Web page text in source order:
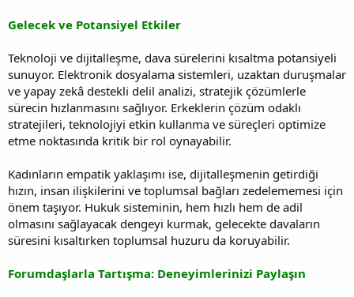
Gelecek ve Potansiyel Etkiler
Teknoloji ve dijitalleşme, dava sürelerini kısaltma potansiyeli
sunuyor. Elektronik dosyalama sistemleri, uzaktan duruşmalar
ve yapay zekâ destekli delil analizi, stratejik çözümlerle
sürecin hızlanmasını sağlıyor. Erkeklerin çözüm odaklı
stratejileri, teknolojiyi etkin kullanma ve süreçleri optimize
etme noktasında kritik bir rol oynayabilir.
Kadınların empatik yaklaşımı ise, dijitalleşmenin getirdiği
hızın, insan ilişkilerini ve toplumsal bağları zedelememesi için
önem taşıyor. Hukuk sisteminin, hem hızlı hem de adil
olmasını sağlayacak dengeyi kurmak, gelecekte davaların
süresini kısaltırken toplumsal huzuru da koruyabilir.
Forumdaşlarla Tartışma: Deneyimlerinizi Paylaşın